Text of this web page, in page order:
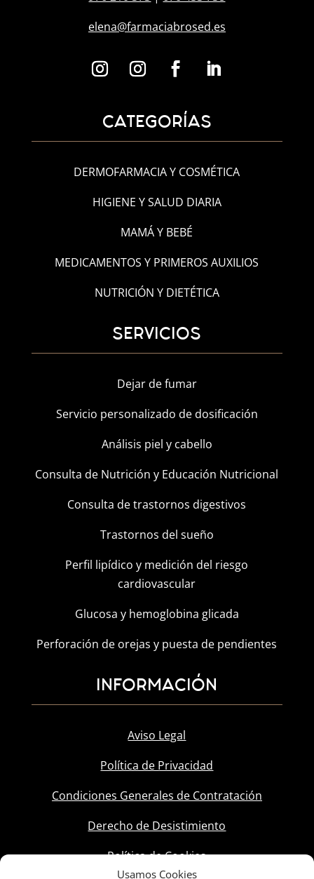
Usamos Cookies
elena@farmaciabrosed.es
CATEGORÍAS
DERMOFARMACIA Y COSMÉTICA
HIGIENE Y SALUD DIARIA
MAMÁ Y BEBÉ
MEDICAMENTOS Y PRIMEROS AUXILIOS
NUTRICIÓN Y DIETÉTICA
SERVICIOS
Dejar de fumar
Servicio personalizado de dosificación
Análisis piel y cabello
Consulta de Nutrición y Educación Nutricional
Consulta de trastornos digestivos
Trastornos del sueño
Perfil lipídico y medición del riesgo
cardiovascular
Glucosa y hemoglobina glicada
Perforación de orejas y puesta de pendientes
INFORMACIÓN
Aviso Legal
Política de Privacidad
Condiciones Generales de Contratación
Derecho de Desistimiento
Política de Cookies